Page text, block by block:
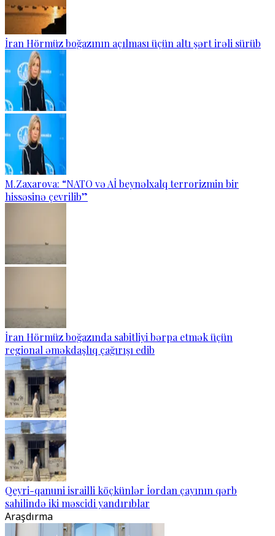
İran Hörmüz boğazının açılması üçün altı şərt irəli sürüb
M.Zaxarova: “NATO və Aİ beynəlxalq terrorizmin bir
hissəsinə çevrilib”
İran Hörmüz boğazında sabitliyi bərpa etmək üçün
regional əməkdaşlıq çağırışı edib
Qeyri-qanuni israilli köçkünlər İordan çayının qərb
sahilində iki məscidi yandırıblar
Araşdırma